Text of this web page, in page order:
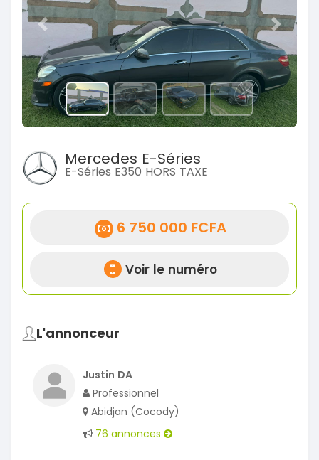
Previous Next
Mercedes E-Séries
E-Séries E350 HORS TAXE
6 750 000 FCFA
Voir le numéro
L'annonceur
Justin DA
Professionnel
Abidjan (Cocody)
76 annonces